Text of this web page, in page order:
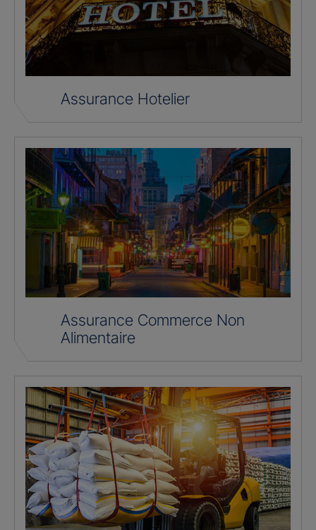
Assurance Hotelier
Assurance Commerce Non
Alimentaire